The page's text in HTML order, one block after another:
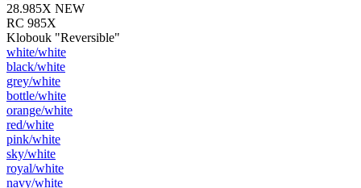
28.985X NEW
RC 985X
Klobouk "Reversible"
white/​white
black/​white
grey/​white
bottle/​white
orange/​white
red/​white
pink/​white
sky/​white
royal/​white
navy/​white